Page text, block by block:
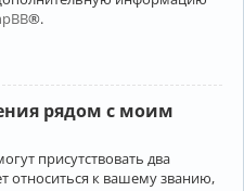
®.
рядом с моим
присутствовать два
относиться к вашему званию,